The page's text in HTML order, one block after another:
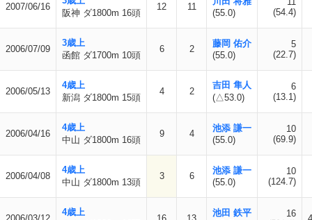
2007/06/16
阪神 ダ1800m 16頭
12 11
(55.0)
(54.4)
2006/07/09
3歳上
函館 ダ1700m 10頭
6 2
藤岡 佑介
(55.0)
5
(22.7)
2006/05/13
4歳上
新潟 ダ1800m 15頭
4 2
吉田 隼人
(△53.0)
6
(13.1)
2006/04/16
4歳上
中山 ダ1800m 16頭
9 4
池添 謙一
(55.0)
10
(69.9)
2006/04/08
4歳上
中山 ダ1800m 13頭
3 6
池添 謙一
(55.0)
10
(124.7)
4歳上
池田 鉄平
16